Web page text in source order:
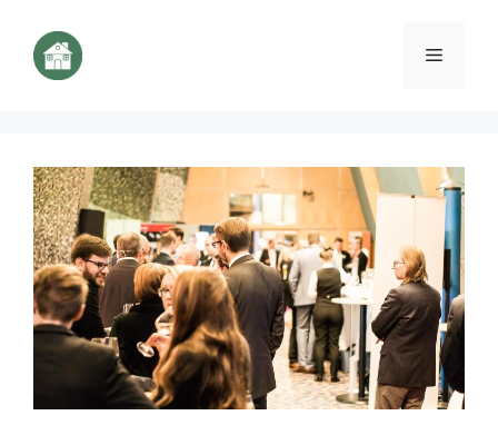
contenu
Menu